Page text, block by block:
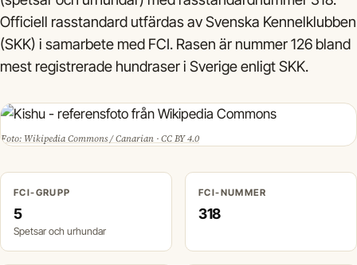
Officiell rasstandard utfärdas av Svenska Kennelklubben
(SKK) i samarbete med FCI. Rasen är nummer 126 bland
mest registrerade hundraser i Sverige enligt SKK.
Foto: Wikipedia Commons / Canarian · CC BY 4.0
FCI-GRUPP
5
Spetsar och urhundar
FCI-NUMMER
318